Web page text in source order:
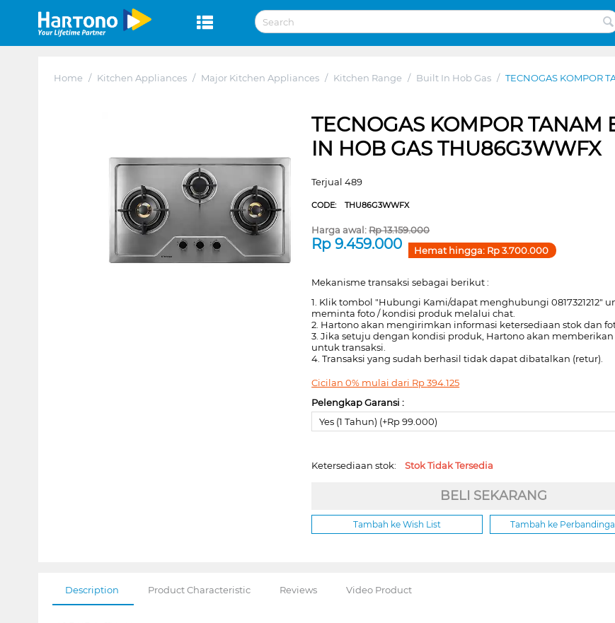
Home / Kitchen Appliances / Major Kitchen Appliances / Kitchen Range / Built In Hob Gas / TECNOGAS KOMPOR
TECNOGAS KOMPOR TANAM
IN HOB GAS THU86G3WWFX
Terjual 489
CODE:THU86G3WWFX
Harga awal:Rp13.159.000
Rp9.459.000 Hemat hingga: Rp3.700.000
Mekanisme transaksi sebagai berikut :
1. Klik tombol "Hubungi Kami/dapat menghubungi 0817321212"
meminta foto / kondisi produk melalui chat.
2. Hartono akan mengirimkan informasi ketersediaan stok dan
3. Jika setuju dengan kondisi produk, Hartono akan
untuk transaksi.
4. Transaksi yang sudah berhasil tidak dapat dibatalkan (retur).
Cicilan 0% mulai dari Rp394.125
Pelengkap Garansi :
Yes (1 Tahun) (+Rp 99.000)
Ketersediaan stok:Stok Tidak Tersedia
BELI SEKARANG
Tambah ke Wish List Tambah ke
Description Product Characteristic Reviews Video Product